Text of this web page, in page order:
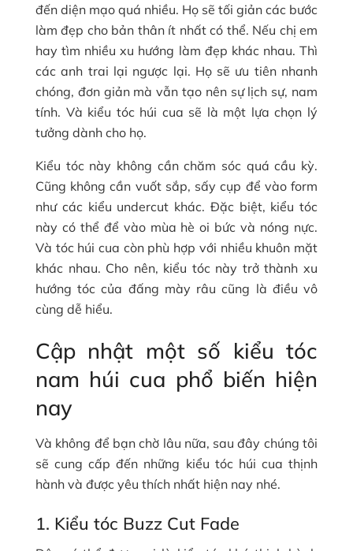
đến diện mạo quá nhiều. Họ sẽ tối giản các bước
làm đẹp cho bản thân ít nhất có thể. Nếu chị em
hay tìm nhiều xu hướng làm đẹp khác nhau. Thì
các anh trai lại ngược lại. Họ sẽ ưu tiên nhanh
chóng, đơn giản mà vẫn tạo nên sự lịch sự, nam
tính. Và kiểu tóc húi cua sẽ là một lựa chọn lý
tưởng dành cho họ.
Kiểu tóc này không cần chăm sóc quá cầu kỳ.
Cũng không cần vuốt sắp, sấy cụp để vào form
như các kiểu undercut khác. Đặc biệt, kiểu tóc
này có thể để vào mùa hè oi bức và nóng nực.
Và tóc húi cua còn phù hợp với nhiều khuôn mặt
khác nhau. Cho nên, kiểu tóc này trở thành xu
hướng tóc của đấng mày râu cũng là điều vô
cùng dễ hiểu.
Cập nhật một số kiểu tóc
nam húi cua phổ biến hiện
nay
Và không để bạn chờ lâu nữa, sau đây chúng tôi
sẽ cung cấp đến những kiểu tóc húi cua thịnh
hành và được yêu thích nhất hiện nay nhé.
1. Kiểu tóc Buzz Cut Fade